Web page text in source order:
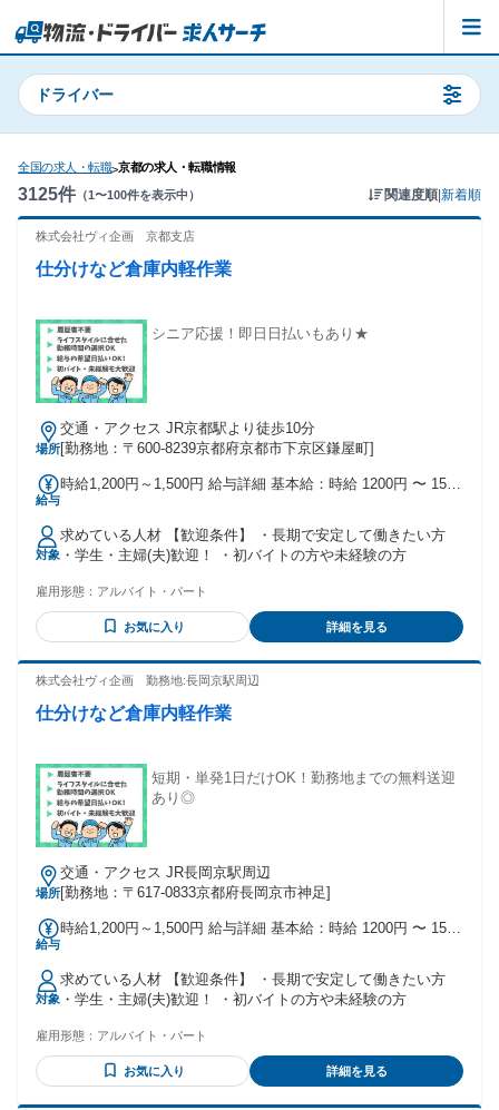
ドライバー
全国の求人・転職>京都の求人・転職情報
3125件 （1〜100件を表示中） 関連度順 新着順
株式会社ヴィ企画 京都支店
仕分けなど倉庫内軽作業
シニア応援！即日日払いもあり★
場所
交通・アクセス JR京都駅より徒歩10分
[勤務地：〒600-8239京都府京都市下京区鎌屋町]
給与
時給1,200円～1,500円 給与詳細 基本給：時給 1200円 〜 1500
対象
求めている人材 【歓迎条件】 ・長期で安定して働きたい方
・学生・主婦(夫)歓迎！ ・初バイトの方や未経験の方
雇用形態： アルバイト・パート
お気に入り 詳細を見る
株式会社ヴィ企画 勤務地:長岡京駅周辺
仕分けなど倉庫内軽作業
短期・単発1日だけOK！勤務地までの無料送迎
あり◎
場所
交通・アクセス JR長岡京駅周辺
[勤務地：〒617-0833京都府長岡京市神足]
給与
時給1,200円～1,500円 給与詳細 基本給：時給 1200円 〜 1500
対象
求めている人材 【歓迎条件】 ・長期で安定して働きたい方
・学生・主婦(夫)歓迎！ ・初バイトの方や未経験の方
雇用形態： アルバイト・パート
お気に入り 詳細を見る